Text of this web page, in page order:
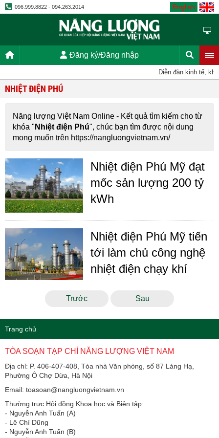
096.999.8822 - 094.263.2014 English
Đăng ký/Đăng nhập
Diễn đàn kinh tế,
NHIỆT ĐIỆN PHÚ
Năng lượng Việt Nam Online - Kết quả tìm kiếm cho từ
khóa " Nhiệt điện Phú", chúc bạn tìm được nội dung
mong muốn trên https://nangluongvietnam.vn/
Nhiệt điện Phú Mỹ đạt
mốc sản lượng 200 tỷ
kWh
Nhiệt điện Phú Mỹ tiến
tới làm chủ công nghệ
nhiệt điện chạy khí
Trước Sau
Trang chủ
TÒA SOẠN TẠP CHÍ NĂNG LƯỢNG VIỆT NAM
Địa chỉ: P. 406-407-408, Tòa nhà Văn phòng, số 87 Láng Hạ,
Phường Ô Chợ Dừa, Hà Nội
Email: toasoan@nangluongvietnam.vn
Thường trực Hội đồng Khoa học và Biên tập:
​​​​​​- Nguyễn Anh Tuấn (A)
- Lê Chí Dũng
- Nguyễn Anh Tuấn (B)